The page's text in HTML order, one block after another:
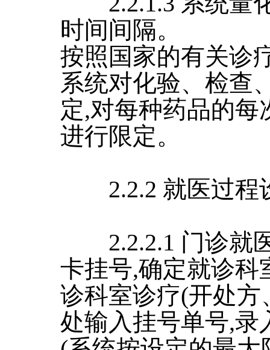
时间间隔。
按照国家的有关诊
系统对化验、检查
定,对每种药品的
进行限定。
2.2.2 就医过程
2.2.2.1 门诊就
卡挂号,确定就诊科
诊科室诊疗(开处
处输入挂号单号,录